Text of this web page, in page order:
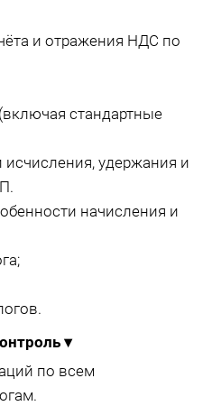
и отражения НДС по
стандартные
удержания и
начисления и
▾
по всем